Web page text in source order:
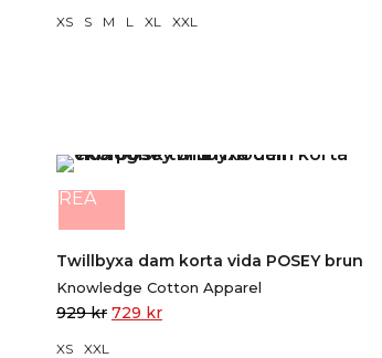
XS S M L XL XXL
REA
Twillbyxa dam korta vida POSEY brun
Knowledge Cotton Apparel
929kr 729 kr
XS XXL